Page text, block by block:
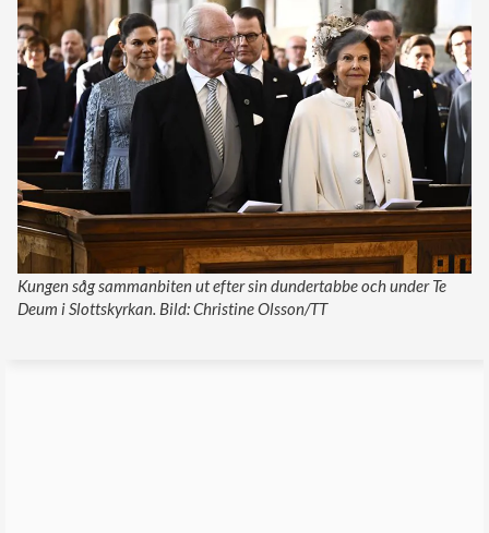
Kungen såg sammanbiten ut efter sin dundertabbe och under Te
Deum i Slottskyrkan. Bild: Christine Olsson/TT